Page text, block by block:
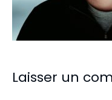
Laisser un